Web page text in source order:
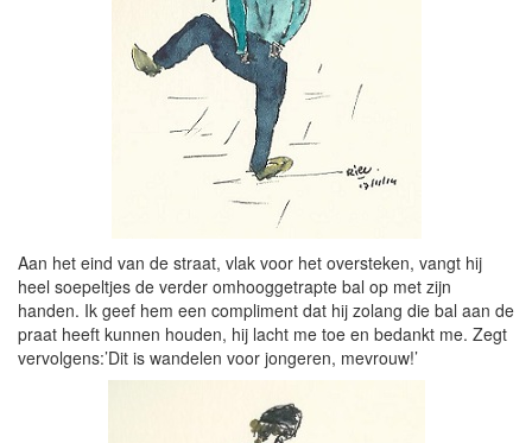
Aan het eind van de straat, vlak voor het oversteken, vangt hij
heel soepeltjes de verder omhooggetrapte bal op met zijn
handen. Ik geef hem een compliment dat hij zolang die bal aan de
praat heeft kunnen houden, hij lacht me toe en bedankt me. Zegt
vervolgens:’Dit is wandelen voor jongeren, mevrouw!’